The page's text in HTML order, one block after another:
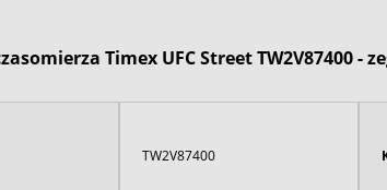
Timex UFC Street TW2V87400 -
TW2V87400